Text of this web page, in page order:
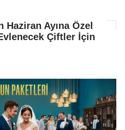
Haziran Ayına Özel
Çiftler İçin